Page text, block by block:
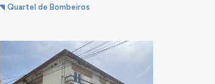
Quartel de Bombeiros